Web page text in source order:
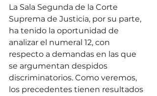
La Sala Segunda de la Corte
Suprema de Justicia, por su parte,
ha tenido la oportunidad de
analizar el numeral 12, con
respecto a demandas en las que
se argumentan despidos
discriminatorios. Como veremos,
los precedentes tienen resultados